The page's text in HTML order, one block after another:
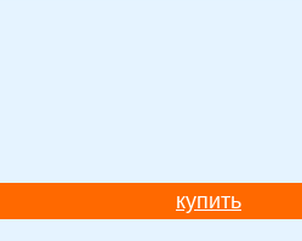
купить